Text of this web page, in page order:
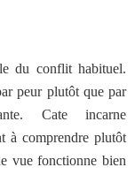
du conflit habituel.
peur plutôt que par
Cate incarne
à comprendre plutôt
vue fonctionne bien